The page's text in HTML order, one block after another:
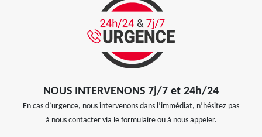
NOUS INTERVENONS 7j/7 et 24h/24
En cas d’urgence, nous intervenons dans l’immédiat, n’hésitez pas
à nous contacter via le formulaire ou à nous appeler.